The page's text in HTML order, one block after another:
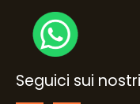
Seguici sui